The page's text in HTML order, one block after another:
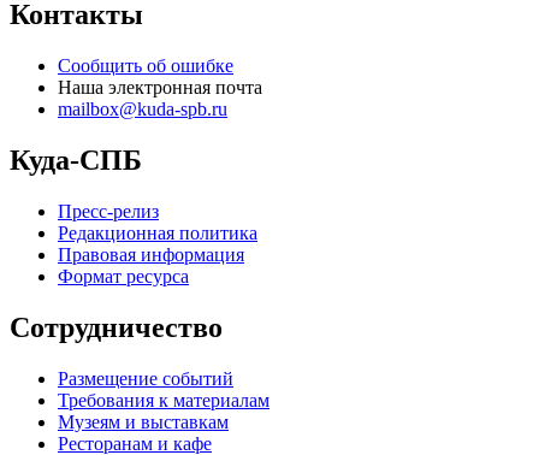
Контакты
Сообщить об ошибке
Наша электронная почта
mailbox@kuda-spb.ru
Куда-СПБ
Пресс-релиз
Редакционная политика
Правовая информация
Формат ресурса
Сотрудничество
Размещение событий
Требования к материалам
Музеям и выставкам
Ресторанам и кафе